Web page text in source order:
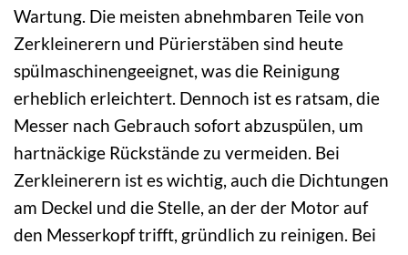
Wartung. Die meisten abnehmbaren Teile von
Zerkleinerern und Pürierstäben sind heute
spülmaschinengeeignet, was die Reinigung
erheblich erleichtert. Dennoch ist es ratsam, die
Messer nach Gebrauch sofort abzuspülen, um
hartnäckige Rückstände zu vermeiden. Bei
Zerkleinerern ist es wichtig, auch die Dichtungen
am Deckel und die Stelle, an der der Motor auf
den Messerkopf trifft, gründlich zu reinigen. Bei